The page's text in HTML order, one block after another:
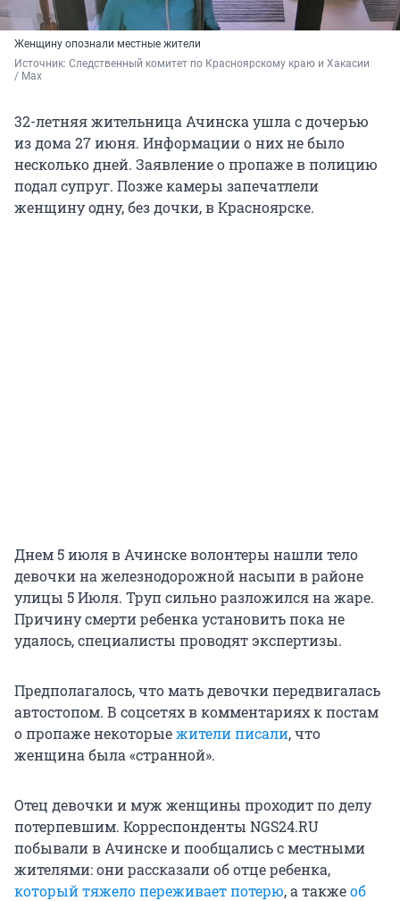
Женщину опознали местные жители
Источник: Следственный комитет по Красноярскому краю и Хакасии
/ Max
32-летняя жительница Ачинска ушла с дочерью
из дома 27 июня. Информации о них не было
несколько дней. Заявление о пропаже в полицию
подал супруг. Позже камеры запечатлели
женщину одну, без дочки, в Красноярске.
Днем 5 июля в Ачинске волонтеры нашли тело
девочки на железнодорожной насыпи в районе
улицы 5 Июля. Труп сильно разложился на жаре.
Причину смерти ребенка установить пока не
удалось, специалисты проводят экспертизы.
Предполагалось, что мать девочки передвигалась
автостопом. В соцсетях в комментариях к постам
о пропаже некоторыежители писали, что
женщина была «странной».
Отец девочки и муж женщины проходит по делу
потерпевшим. Корреспонденты NGS24.RU
побывали в Ачинске и пообщались с местными
жителями: они рассказали об отце ребенка,
который тяжело переживает потерю, а такжеоб